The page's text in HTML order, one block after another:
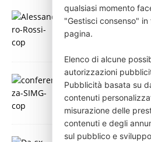
Covid: le
proteggere i
22 Agosto 2023
Herpes Zoster
27 Maggio 2023
qualsiasi momento
"Gestisci consenso" in
pagina.
Elenco di alcune
autorizzazioni
Pubblicità basata su
contenuti
misurazione delle
contenuti e degli
sul pubblico e